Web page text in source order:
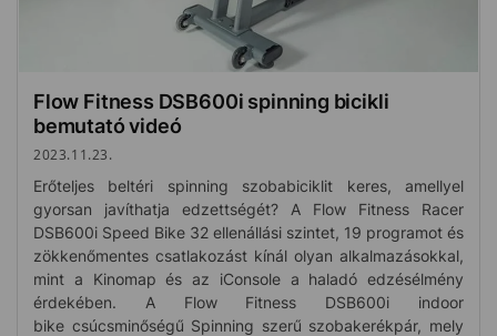
Flow Fitness DSB600i spinning bicikli
bemutató videó
2023.11.23.
Erőteljes beltéri spinning szobabiciklit keres, amellyel
gyorsan javíthatja edzettségét? A Flow Fitness Racer
DSB600i Speed ​​Bike 32 ellenállási szintet, 19 programot és
zökkenőmentes csatlakozást kínál olyan alkalmazásokkal,
mint a Kinomap és az iConsole a haladó edzésélmény
érdekében. A Flow Fitness DSB600i indoor
bike csúcsminőségű Spinning szerű szobakerékpár, mely